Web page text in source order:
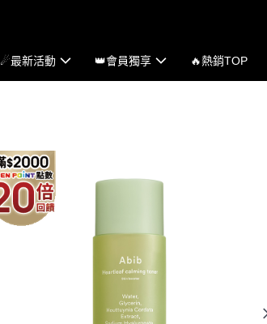
☄最新活動 👑會員獨享 🔥熱銷TOP